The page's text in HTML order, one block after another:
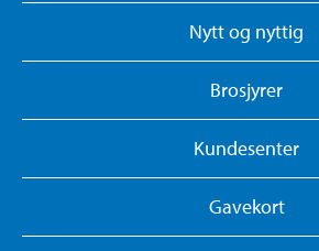
Nytt og nyttig
Brosjyrer
Kundesenter
Gavekort